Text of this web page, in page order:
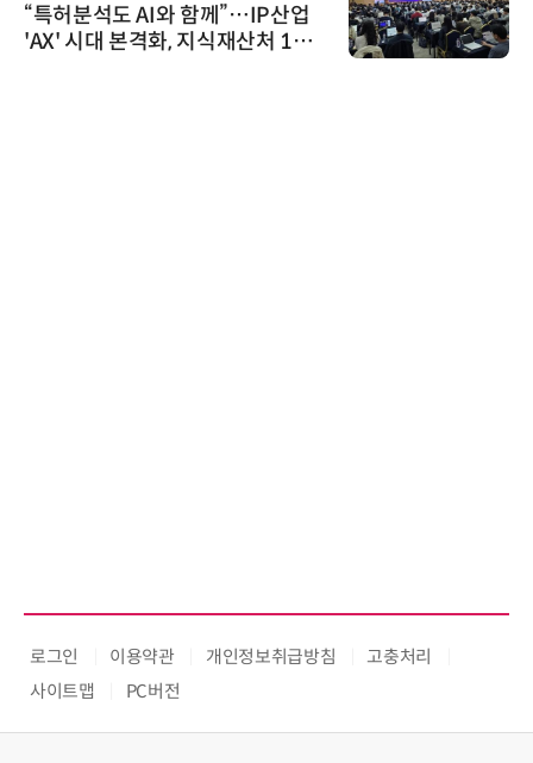
“특허분석도 AI와 함께”…IP산업
'AX' 시대 본격화, 지식재산처 1호
로그인 이용약관 개인정보취급방침
고충처리
사이트맵
PC버전